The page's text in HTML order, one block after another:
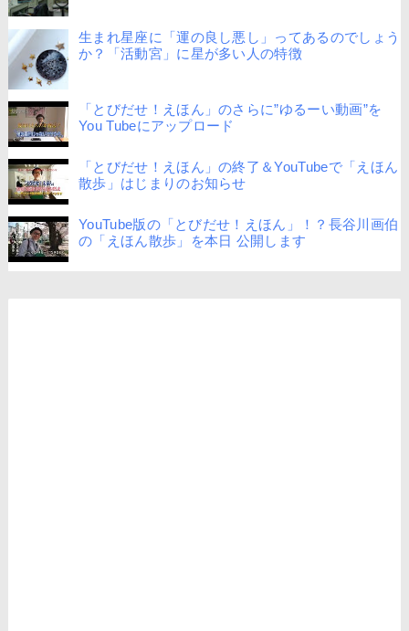
生まれ星座に「運の良し悪し」ってあるのでしょう
か？「活動宮」に星が多い人の特徴
「とびだせ！えほん」のさらに”ゆるーい動画”を
You Tubeにアップロード
「とびだせ！えほん」の終了＆YouTubeで「えほん
散歩」はじまりのお知らせ
YouTube版の「とびだせ！えほん」！？長谷川画伯
の「えほん散歩」を本日 公開します